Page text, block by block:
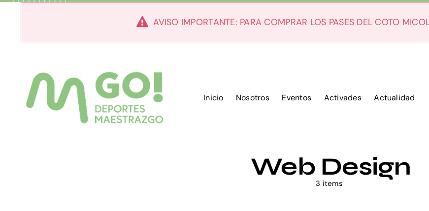
AVISO IMPORTANTE: PARA COMPRAR LOS PASES DEL COTO
Inicio Nosotros Eventos Activades Actualidad
Web Design
3 items